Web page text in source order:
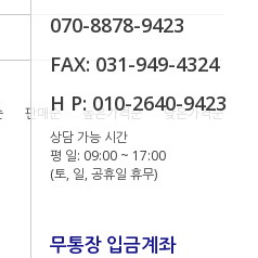
070-8878-9423
FAX: 031-949-4324
H P: 010-2640-9423
상담 가능 시간
평 일: 09:00 ~ 17:00
(토, 일, 공휴일 휴무)
무통장 입금계좌
판매순 높은가격순 낮은가격순